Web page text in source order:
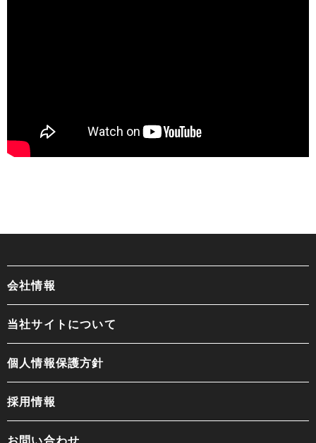
会社情報
当社サイトについて
個人情報保護方針
採用情報